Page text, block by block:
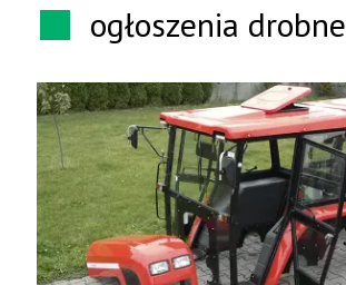
ogłoszenia drobne